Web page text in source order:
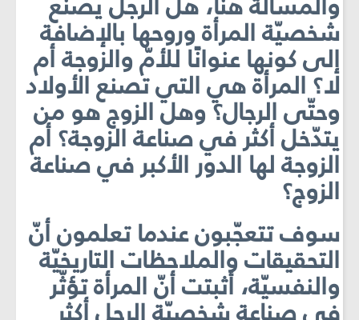
شخصيّة المرأة وروحها بالإضافة
إلى كونها عنوانًا للأمّ والزوجة أم
لا؟ المرأة هي التي تصنع الأولاد
وحتّى الرجال؟ وهل الزوج هو من
يتدّخل أكثر في صناعة الزوجة؟ أم
الزوجة لها الدور الأكبر في صناعة
الزوج؟
سوف تتعجّبون عندما تعلمون أنّ
التحقيقات والملاحظات التاريخيّة
والنفسيّة، أثبتت أنّ المرأة تؤثّر